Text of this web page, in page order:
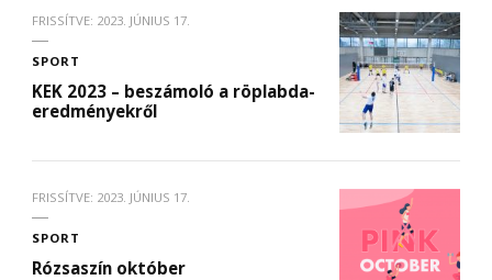
FRISSÍTVE: 2023. JÚNIUS 17.
SPORT
KEK 2023 – beszámoló a röplabda-
eredményekről
FRISSÍTVE: 2023. JÚNIUS 17.
SPORT
Rózsaszín október